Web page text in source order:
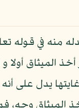
منه في قوله
الميثاق
يدل على